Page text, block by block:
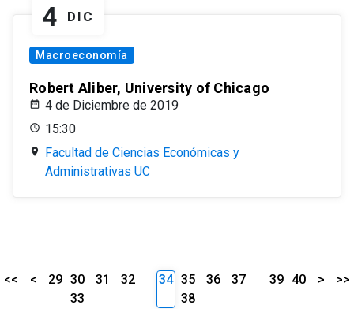
4 DIC
Macroeconomía
Robert Aliber, University of Chicago
4 de Diciembre de 2019
15:30
Facultad de Ciencias Económicas y
Administrativas UC
<< < 29 30 31
32
33
34 35 36
37
38
39 40 > >>